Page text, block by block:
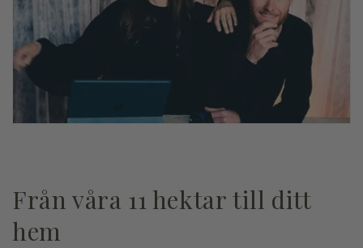
Från våra 11 hektar till ditt
hem